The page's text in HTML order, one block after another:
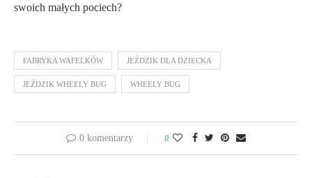
swoich małych pociech?
FABRYKA WAFELKÓW JEŹDZIK DLA DZIECKA
JEŹDZIK WHEELY BUG WHEELY BUG
0 komentarzy 0